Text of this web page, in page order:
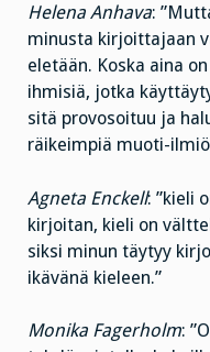
Helena Anhava:
minusta kirjoittajaan
eletään. Koska aina
ihmisiä, jotka
sitä provosoituu ja
räikeimpiä muoti-
Agneta Enckell: ”kieli
kirjoitan, kieli on
siksi minun täytyy
ikävänä kieleen.”
Monika Fagerholm: